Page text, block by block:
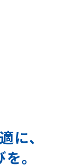
に、
。